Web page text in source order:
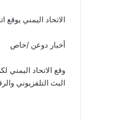
الاتحاد اليمني
أخبار دوعن /خاص
وقع الاتحاد اليمني
البث التلفزيوني